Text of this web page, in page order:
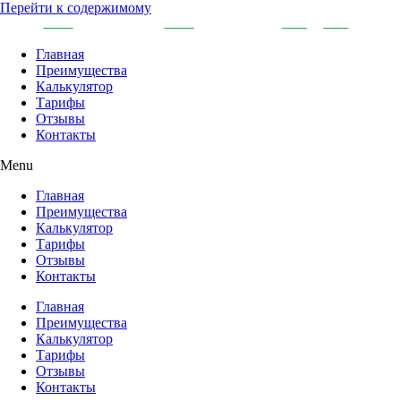
Перейти к содержимому
Главная
Преимущества
Калькулятор
Тарифы
Отзывы
Контакты
Menu
Главная
Преимущества
Калькулятор
Тарифы
Отзывы
Контакты
Главная
Преимущества
Калькулятор
Тарифы
Отзывы
Контакты